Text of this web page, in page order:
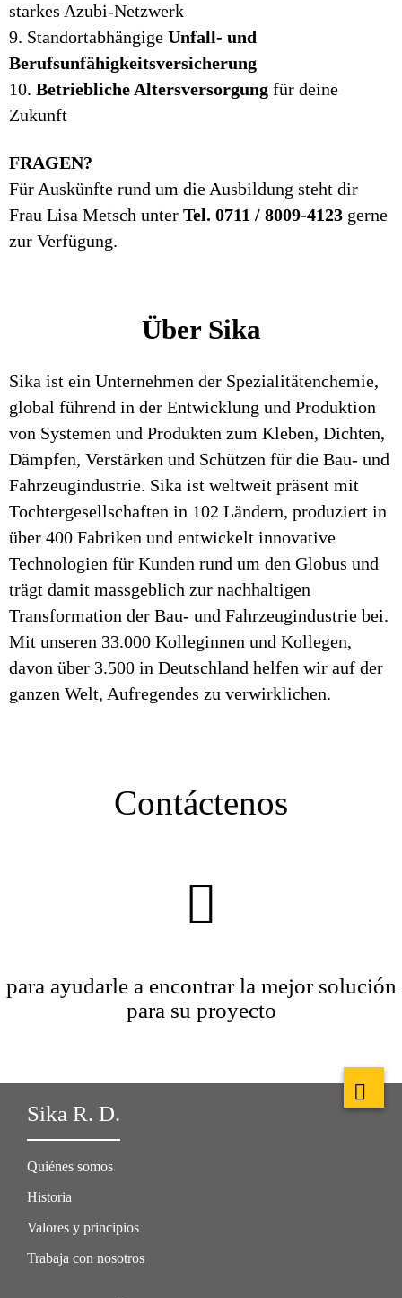
starkes Azubi-Netzwerk
9. Standortabhängige Unfall- und
Berufsunfähigkeitsversicherung
10. Betriebliche Altersversorgung für deine
Zukunft
FRAGEN?
Für Auskünfte rund um die Ausbildung steht dir
Frau Lisa Metsch unter Tel. 0711 / 8009-4123 gerne
zur Verfügung.
Über Sika
Sika ist ein Unternehmen der Spezialitätenchemie,
global führend in der Entwicklung und Produktion
von Systemen und Produkten zum Kleben, Dichten,
Dämpfen, Verstärken und Schützen für die Bau- und
Fahrzeugindustrie. Sika ist weltweit präsent mit
Tochtergesellschaften in 102 Ländern, produziert in
über 400 Fabriken und entwickelt innovative
Technologien für Kunden rund um den Globus und
trägt damit massgeblich zur nachhaltigen
Transformation der Bau- und Fahrzeugindustrie bei.
Mit unseren 33.000 Kolleginnen und Kollegen,
davon über 3.500 in Deutschland helfen wir auf der
ganzen Welt, Aufregendes zu verwirklichen.
Contáctenos
para ayudarle a encontrar la mejor solución
para su proyecto
Sika R. D.
Quiénes somos
Historia
Valores y principios
Trabaja con nosotros